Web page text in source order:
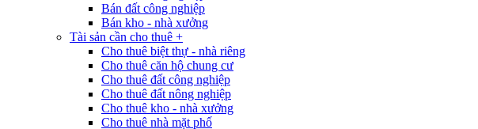
Bán đất công nghiệp
Bán kho - nhà xưởng
Tài sản cần cho thuê +
Cho thuê biệt thự - nhà riêng
Cho thuê căn hộ chung cư
Cho thuê đất công nghiệp
Cho thuê đất nông nghiệp
Cho thuê kho - nhà xưởng
Cho thuê nhà mặt phố